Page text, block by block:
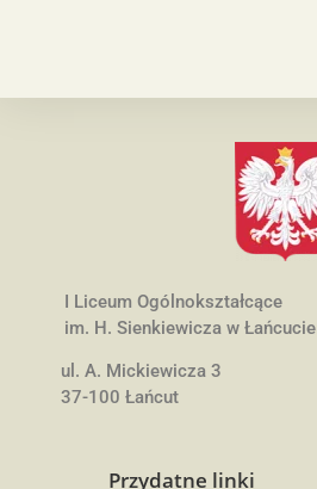
I Liceum Ogólnokształcące
im. H. Sienkiewicza w Łańcucie
ul. A. Mickiewicza 3
37-100 Łańcut
Przydatne linki